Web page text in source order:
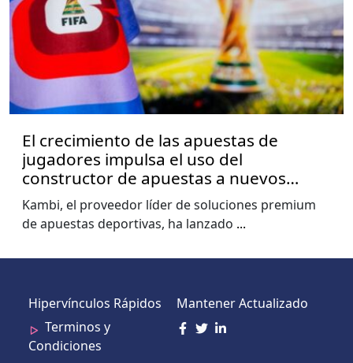
El crecimiento de las apuestas de
jugadores impulsa el uso del
constructor de apuestas a nuevos
niveles, muestra el informe de la Copa
del Mundo de Kambi
Kambi, el proveedor líder de soluciones premium
de apuestas deportivas, ha lanzado ...
Hipervínculos Rápidos
Terminos y
Condiciones
Mantener Actualizado